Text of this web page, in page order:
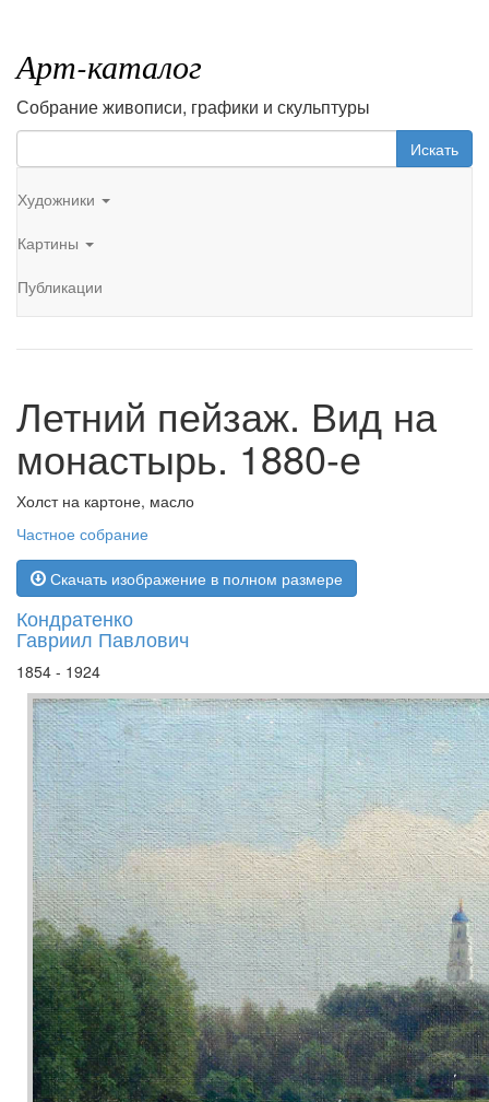
Арт-каталог
Собрание живописи, графики и скульптуры
Искать
Художники
Картины
Публикации
Летний пейзаж. Вид на
монастырь. 1880-е
Холст на картоне, масло
Частное собрание
Скачать изображение в полном размере
Кондратенко
Гавриил Павлович
1854 - 1924